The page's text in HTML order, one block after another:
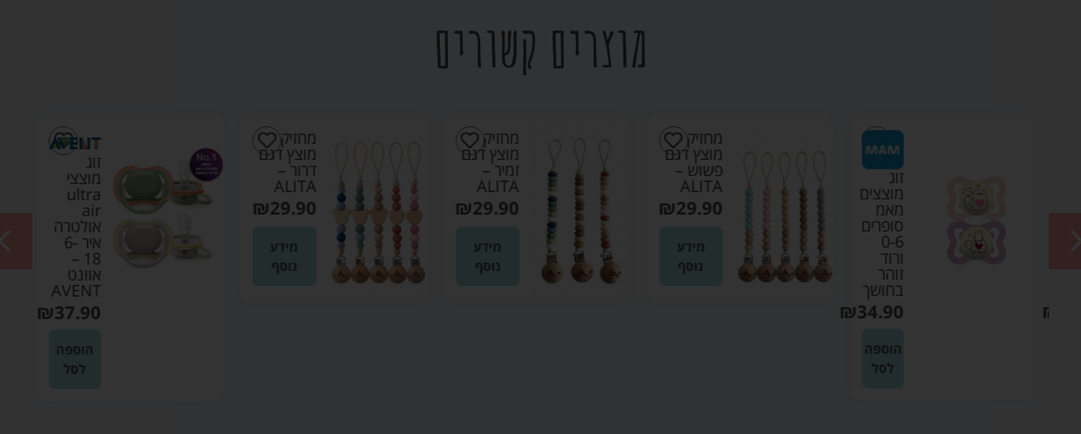
מוצרים קשורים
₪
זוג
מוצצים
מאמ
סופרים
0-6
ורוד
זוהר
בחושך
₪34.90
הוספה
לסל
מחזיק
מוצץ דגם
פשוש –
ALITA
₪29.90
מידע
נוסף
מחזיק
מוצץ דגם
זמיר –
ALITA
₪29.90
מידע
נוסף
מחזיק
מוצץ דגם
דרור –
ALITA
₪29.90
מידע
נוסף
זוג
מוצצי
ultra
air
אולטרה
איר 6-
18 –
אוונט
AVENT
₪37.90
הוספה
לסל